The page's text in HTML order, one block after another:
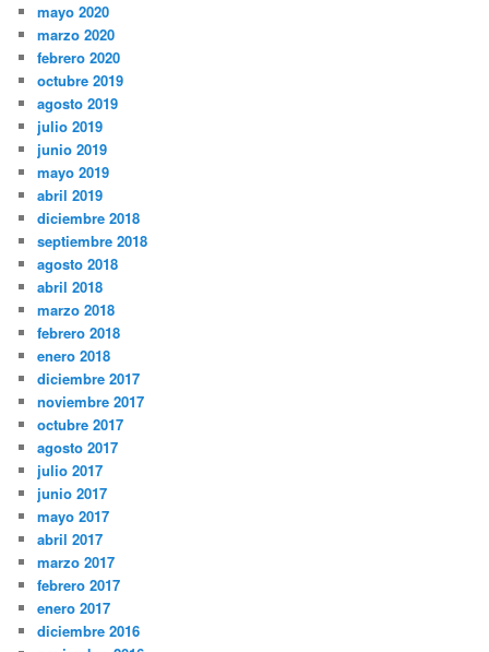
mayo 2020
marzo 2020
febrero 2020
octubre 2019
agosto 2019
julio 2019
junio 2019
mayo 2019
abril 2019
diciembre 2018
septiembre 2018
agosto 2018
abril 2018
marzo 2018
febrero 2018
enero 2018
diciembre 2017
noviembre 2017
octubre 2017
agosto 2017
julio 2017
junio 2017
mayo 2017
abril 2017
marzo 2017
febrero 2017
enero 2017
diciembre 2016